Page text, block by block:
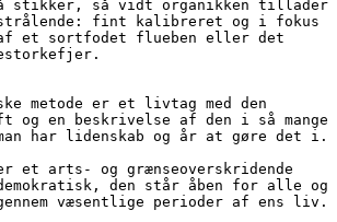
stikker, så vidt organikken tillader
fint kalibreret og i fokus
et sortfodet flueben eller det
metode er et livtag med den
og en beskrivelse af den i så mange
har lidenskab og år at gøre det i.
et arts- og grænseoverskridende
den står åben for alle og
væsentlige perioder af ens liv.